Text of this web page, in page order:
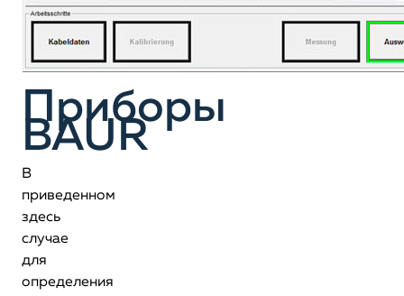
Приборы
BAUR
В
приведенном
здесь
случае
для
определения